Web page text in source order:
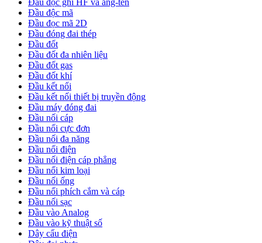
Đầu đọc ghi HF và ăng-ten
Đầu độc mã
Đầu đọc mã 2D
Đầu đóng đai thép
Đầu đốt
Đầu đốt đa nhiên liệu
Đầu đốt gas
Đầu đốt khí
Đầu kết nối
Đầu kết nối thiết bị truyền động
Đầu máy đóng đai
Đầu nối cáp
Đầu nối cực đơn
Đầu nối đa năng
Đầu nối điện
Đầu nối điện cáp phẳng
Đầu nối kim loại
Đầu nối ống
Đầu nối phích cắm và cáp
Đầu nối sạc
Đầu vào Analog
Đầu vào kỹ thuật số
Dây cẩu điện